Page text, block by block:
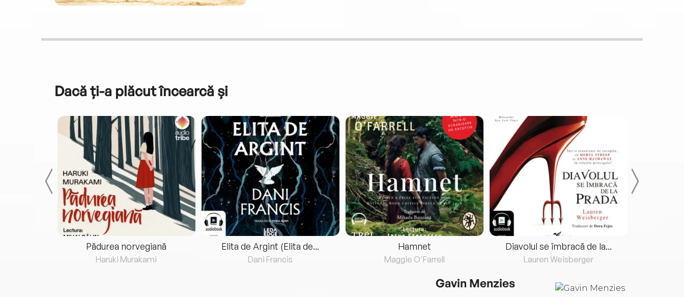
Dacă ți-a plăcut încearcă și
Pădurea norvegiană
Haruki Murakami
Elita de Argint (Elita de...
Dani Francis
Hamnet
Maggie O'Farrell
Diavolul se îmbracă de la...
Lauren Weisberger
Gavin Menzies